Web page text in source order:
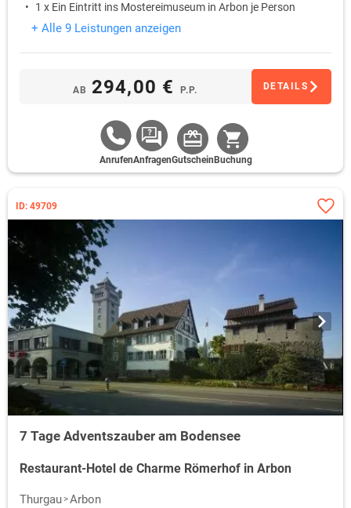
1 x Ein Eintritt ins Mostereimuseum in Arbon je Person
+ Alle 9 Leistungen anzeigen
AB 294,00 € P.P. DETAILS
AnrufenAnfragenGutschein Buchung
ID: 49709
7 Tage Adventszauber am Bodensee
Restaurant-Hotel de Charme Römerhof in Arbon
Thurgau Arbon